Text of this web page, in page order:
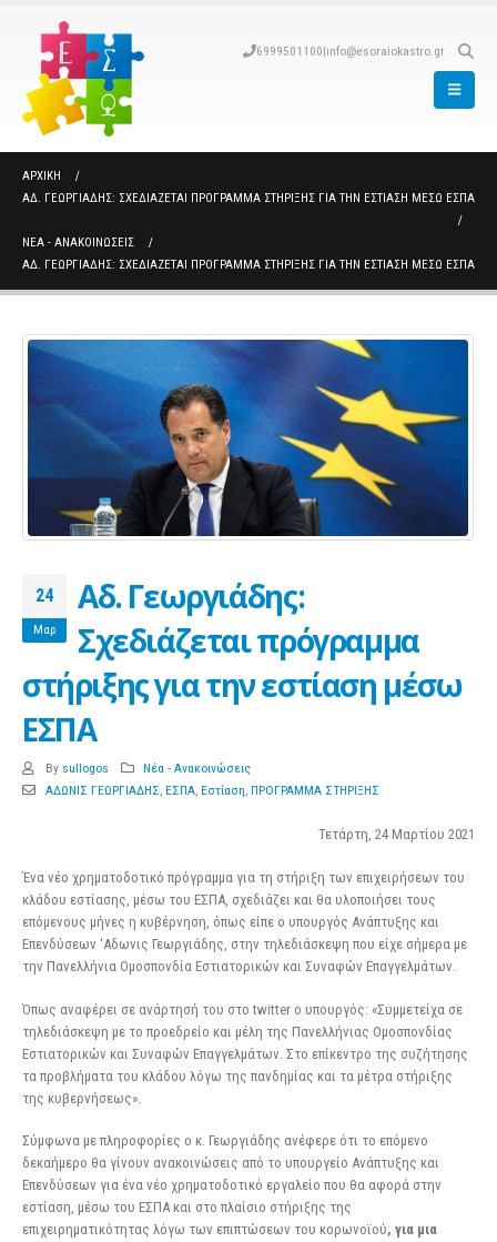
6999501100|info@esoraiokastro.gr
ΑΡΧΙΚΉ
ΑΔ. ΓΕΩΡΓΙΆΔΗΣ: ΣΧΕΔΙΆΖΕΤΑΙ ΠΡΌΓΡΑΜΜΑ ΣΤΉΡΙΞΗΣ ΓΙΑ ΤΗΝ ΕΣΤΊΑΣΗ ΜΈΣΩ ΕΣΠΑ
ΝΈΑ - ΑΝΑΚΟΙΝΏΣΕΙΣ
ΑΔ. ΓΕΩΡΓΙΆΔΗΣ: ΣΧΕΔΙΆΖΕΤΑΙ ΠΡΌΓΡΑΜΜΑ ΣΤΉΡΙΞΗΣ ΓΙΑ ΤΗΝ ΕΣΤΊΑΣΗ ΜΈΣΩ ΕΣΠΑ
24
Μαρ
Αδ. Γεωργιάδης:
Σχεδιάζεται πρόγραμμα
στήριξης για την εστίαση μέσω
ΕΣΠΑ
By sullogos
Νέα - Ανακοινώσεις
ΑΔΩΝΙΣ ΓΕΩΡΓΙΑΔΗΣ, ΕΣΠΑ, Εστίαση, ΠΡΟΓΡΑΜΜΑ ΣΤΗΡΙΞΗΣ
Τετάρτη, 24 Μαρτίου 2021
Ένα νέο χρηματοδοτικό πρόγραμμα για τη στήριξη των επιχειρήσεων του
κλάδου εστίασης, μέσω του ΕΣΠΑ, σχεδιάζει και θα υλοποιήσει τους
επόμενους μήνες η κυβέρνηση, όπως είπε ο υπουργός Ανάπτυξης και
Επενδύσεων ‘Αδωνις Γεωργιάδης, στην τηλεδιάσκεψη που είχε σήμερα με
την Πανελλήνια Ομοσπονδία Εστιατορικών και Συναφών Επαγγελμάτων.
Όπως αναφέρει σε ανάρτησή του στο twitter ο υπουργός: «Συμμετείχα σε
τηλεδιάσκεψη με το προεδρείο και μέλη της Πανελλήνιας Ομοσπονδίας
Εστιατορικών και Συναφών Επαγγελμάτων. Στο επίκεντρο της συζήτησης
τα προβλήματα του κλάδου λόγω της πανδημίας και τα μέτρα στήριξης
της κυβερνήσεως».
Σύμφωνα με πληροφορίες ο κ. Γεωργιάδης ανέφερε ότι το επόμενο
δεκαήμερο θα γίνουν ανακοινώσεις από το υπουργείο Ανάπτυξης και
Επενδύσεων για ένα νέο χρηματοδοτικό εργαλείο που θα αφορά στην
εστίαση, μέσω του ΕΣΠΑ και στο πλαίσιο στήριξης της
επιχειρηματικότητας λόγω των επιπτώσεων του κορωνοϊού, για μια